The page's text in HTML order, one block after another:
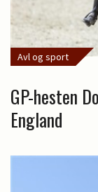
Avl og sport
GP-hesten
England